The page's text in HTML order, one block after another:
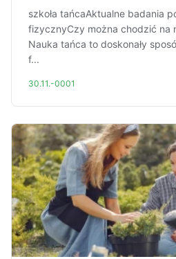
szkoła tańcaAktualne badania
fizycznyCzy można chodzić na
Nauka tańca to doskonały
f...
30.11.-0001